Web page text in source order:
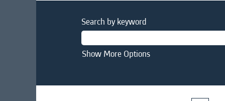
Search by keyword
Show More Options